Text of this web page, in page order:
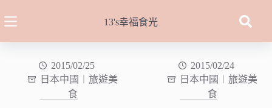
至
13's幸福食光
2015/02/25
日本中國︱旅遊美
食
2015/02/24
日本中國︱旅遊美
食